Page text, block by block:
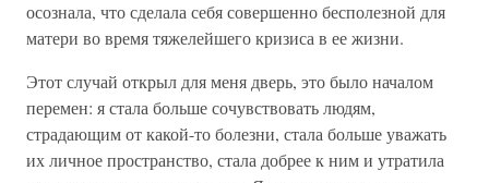
осознала, что сделала себя совершенно бесполезной для
матери во время тяжелейшего кризиса в ее жизни.
Этот случай открыл для меня дверь, это было началом
перемен: я стала больше сочувствовать людям,
страдающим от какой-то болезни, стала больше уважать
их личное пространство, стала добрее к ним и утратила